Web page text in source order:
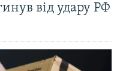
від удару РФ